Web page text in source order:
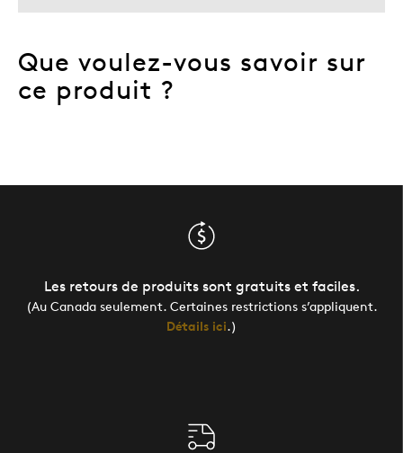
Que voulez-vous savoir sur
ce produit ?
Les retours de produits sont gratuits et faciles.
(Au Canada seulement. Certaines restrictions s’appliquent.
Détails ici.)